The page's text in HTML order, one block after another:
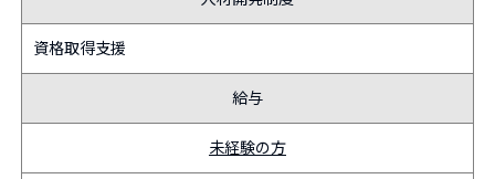
資格取得支援
給与
未経験の方